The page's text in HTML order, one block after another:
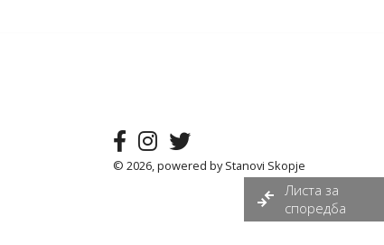
© 2026, powered byStanovi Skopje
Листа за
споредба